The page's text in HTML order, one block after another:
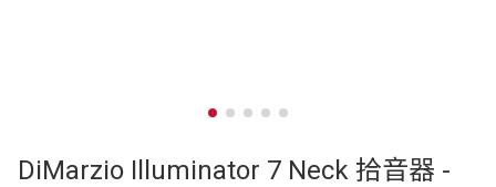
DiMarzio Illuminator 7 Neck 拾音器 -